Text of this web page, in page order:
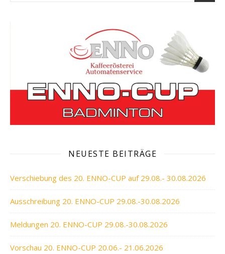
NEUESTE BEITRÄGE
Verschiebung des 20. ENNO-CUP auf 29.08.- 30.08.2026
Ausschreibung 20. ENNO-CUP 29.08.-30.08.2026
Meldungen 20. ENNO-CUP 29.08.-30.08.2026
Vorschau 20. ENNO-CUP 20.06.- 21.06.2026